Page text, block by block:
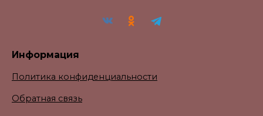
Информация
Политика конфиденциальности
Обратная связь